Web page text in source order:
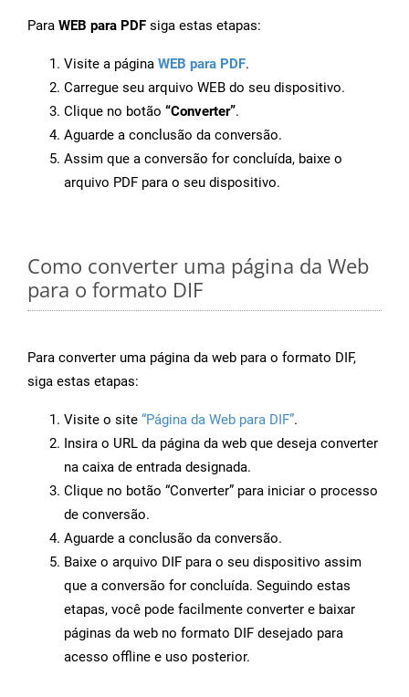
Para WEB para PDF siga estas etapas:
Visite a página WEB para PDF.
Carregue seu arquivo WEB do seu dispositivo.
Clique no botão “Converter”.
Aguarde a conclusão da conversão.
Assim que a conversão for concluída, baixe o
arquivo PDF para o seu dispositivo.
Como converter uma página da Web
para o formato DIF
Para converter uma página da web para o formato DIF,
siga estas etapas:
Visite o site “Página da Web para DIF”.
Insira o URL da página da web que deseja converter
na caixa de entrada designada.
Clique no botão “Converter” para iniciar o processo
de conversão.
Aguarde a conclusão da conversão.
Baixe o arquivo DIF para o seu dispositivo assim
que a conversão for concluída. Seguindo estas
etapas, você pode facilmente converter e baixar
páginas da web no formato DIF desejado para
acesso offline e uso posterior.